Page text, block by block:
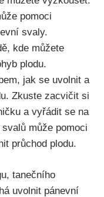
pomoci
svaly.
kde můžete⁣
plodu.
jak se uvolnit a‍
Zkuste zacvičit si
a vyřádit se na
⁢může pomoci⁢
průchod ​plodu.
tanečního
⁢uvolnit pánevní